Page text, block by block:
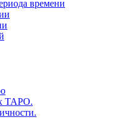
времени
ТАРО.